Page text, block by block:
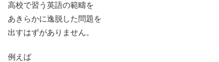
高校で習う英語の範疇を
あきらかに逸脱した問題を
出すはずがありません。
例えば